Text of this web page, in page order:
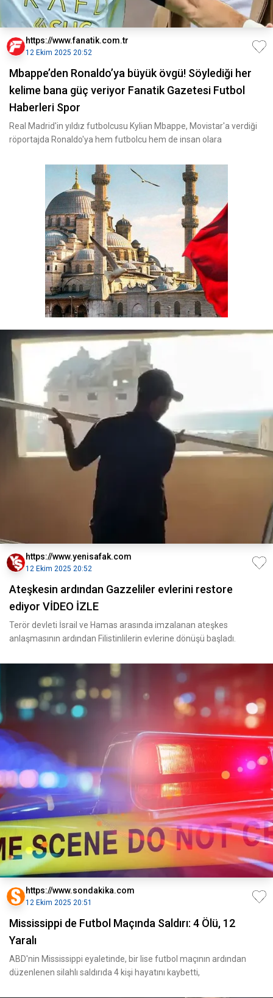
https://www.fanatik.com.tr
12 Ekim 2025 20:52
Mbappe’den Ronaldo’ya büyük övgü! Söylediği her
kelime bana güç veriyor Fanatik Gazetesi Futbol
Haberleri Spor
Real Madrid'in yıldız futbolcusu Kylian Mbappe, Movistar'a verdiği
röportajda Ronaldo'ya hem futbolcu hem de insan olara
https://www.yenisafak.com
12 Ekim 2025 20:52
Ateşkesin ardından Gazzeliler evlerini restore
ediyor VİDEO İZLE
Terör devleti İsrail ve Hamas arasında imzalanan ateşkes
anlaşmasının ardından Filistinlilerin evlerine dönüşü başladı.
https://www.sondakika.com
12 Ekim 2025 20:51
Mississippi de Futbol Maçında Saldırı: 4 Ölü, 12
Yaralı
ABD'nin Mississippi eyaletinde, bir lise futbol maçının ardından
düzenlenen silahlı saldırıda 4 kişi hayatını kaybetti,